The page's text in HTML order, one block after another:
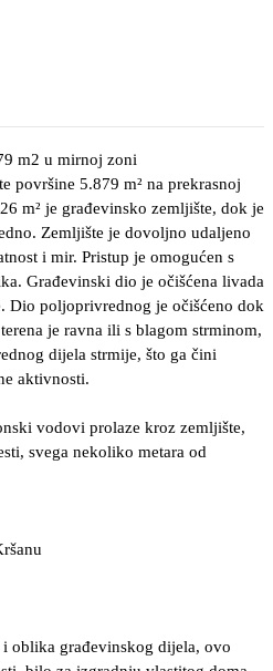
m2 u mirnoj zoni
površine 5.879 m² na prekrasnoj
m² je građevinsko zemljište, dok je
Zemljište je dovoljno udaljeno
i mir. Pristup je omogućen s
Građevinski dio je očišćena livada
Dio poljoprivrednog je očišćeno dok
je ravna ili s blagom strminom,
dijela strmije, što ga čini
aktivnosti.
vodovi prolaze kroz zemljište,
svega nekoliko metara od
oblika građevinskog dijela, ovo